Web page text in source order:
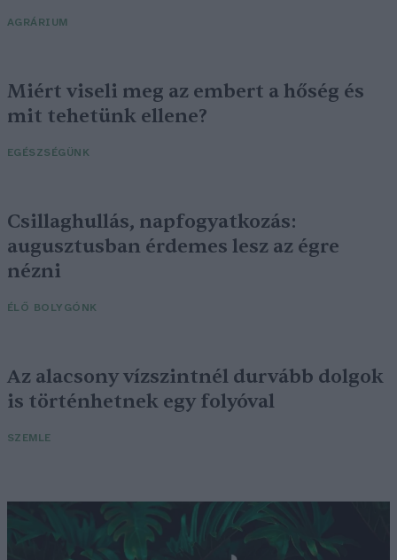
AGRÁRIUM
Miért viseli meg az embert a hőség és
mit tehetünk ellene?
EGÉSZSÉGÜNK
Csillaghullás, napfogyatkozás:
augusztusban érdemes lesz az égre
nézni
ÉLŐ BOLYGÓNK
Az alacsony vízszintnél durvább dolgok
is történhetnek egy folyóval
SZEMLE